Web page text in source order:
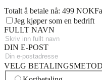
Totalt å betale nå: 499 NOK
Jeg kjøper som en bedrift
FULLT NAVN
DIN E-POST
VELG